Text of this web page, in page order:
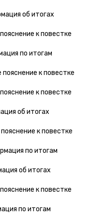
об итогах
к повестке
по итогам
к повестке
к повестке
об итогах
к повестке
по итогам
об итогах
к повестке
по итогам